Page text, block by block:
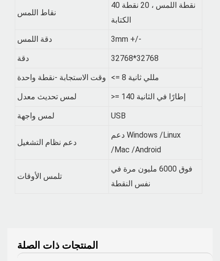
نقاط اللمس
40 نقطة اللمس ، 20 نقطة
الكتابة
دقة اللمس 3mm +/-
دقة 32768*32768
وقت الاستجابة -نقطة واحدة <= 8 مللي ثانية
لمس تحديث معدل >= 140 إطارًا في الثانية
لمس واجهة USB
دعم نظام التشغيل
دعم Windows /Linux
/Mac /Android
تلمس الأوقات
فوق 6000 مليون مرة في
نفس النقطة
المنتجات ذات الصلة